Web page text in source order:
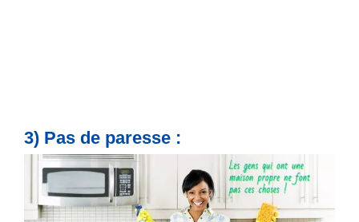
3) Pas de paresse :